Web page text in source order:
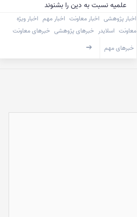
علمیه نسبت به دین را بشنوند
اخبار پژوهشی اخبار معاونت اخبار مهم اخبار ویژه
معاونت اسلایدر خبرهای پژوهشی خبرهای معاونت
خبرهای مهم